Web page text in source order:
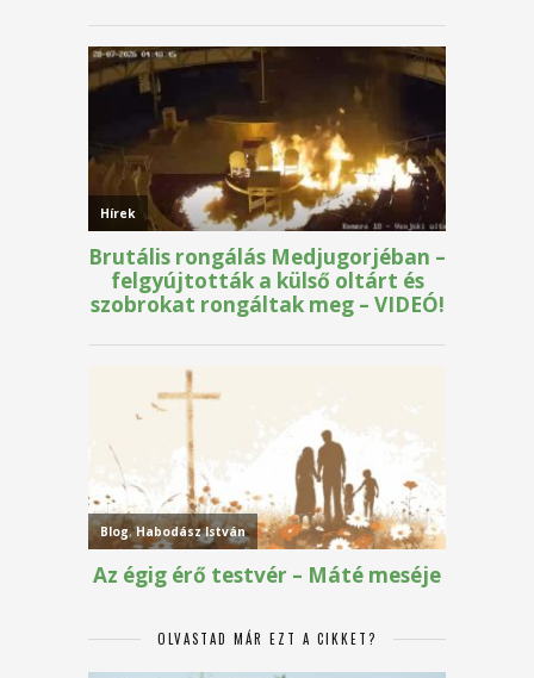
OLVASTAD MÁR EZT A CIKKET?